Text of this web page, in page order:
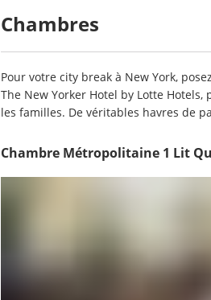
Chambres
Pour votre city break à New York,
The New Yorker Hotel by Lotte
les familles. De véritables havres de
Chambre Métropolitaine 1 Lit